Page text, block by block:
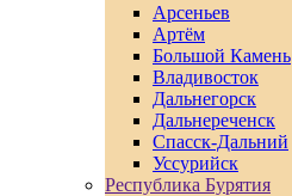
Арсеньев
Артём
Большой Камень
Владивосток
Дальнегорск
Дальнереченск
Спасск-Дальний
Уссурийск
Республика Бурятия